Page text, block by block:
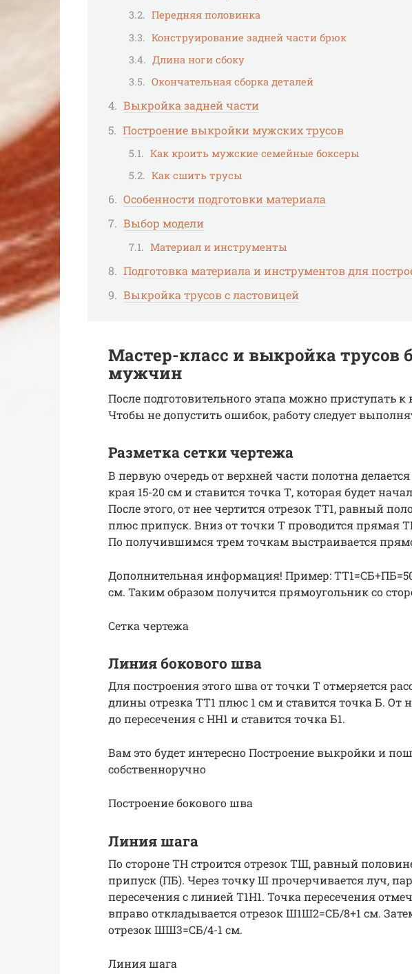
Передняя половинка
Конструирование задней части брюк
Длина ноги сбоку
Окончательная сборка деталей
Выкройка задней части
Построение выкройки мужских трусов
Как кроить мужские семейные боксеры
Как сшить трусы
Особенности подготовки материала
Выбор модели
Материал и инструменты
Подготовка материала и инструментов для
Выкройка трусов с ластовицей
Мастер-класс и выкройка трусов
мужчин
После подготовительного этапа можно приступать
Чтобы не допустить ошибок, работу следует
Разметка сетки чертежа
В первую очередь от верхней части полотна делается
края 15-20 см и ставится точка Т, которая будет
После этого, от нее чертится отрезок ТТ1, равный
плюс припуск. Вниз от точки Т проводится прямая
По получившимся трем точкам выстраивается
Дополнительная информация! Пример:
см. Таким образом получится прямоугольник со
Сетка чертежа
Линия бокового шва
Для построения этого шва от точки Т отмеряется
длины отрезка ТТ1 плюс 1 см и ставится точка Б. От
до пересечения с НН1 и ставится точка Б1.
Вам это будет интересно Построение выкройки и
собственноручно
Построение бокового шва
Линия шага
По стороне ТН строится отрезок ТШ, равный
припуск (ПБ). Через точку Ш прочерчивается луч,
пересечения с линией Т1Н1. Точка пересечения
вправо откладывается отрезок Ш1Ш2=СБ/8+1 см.
отрезок ШШ3=СБ/4-1 см.
Линия шага